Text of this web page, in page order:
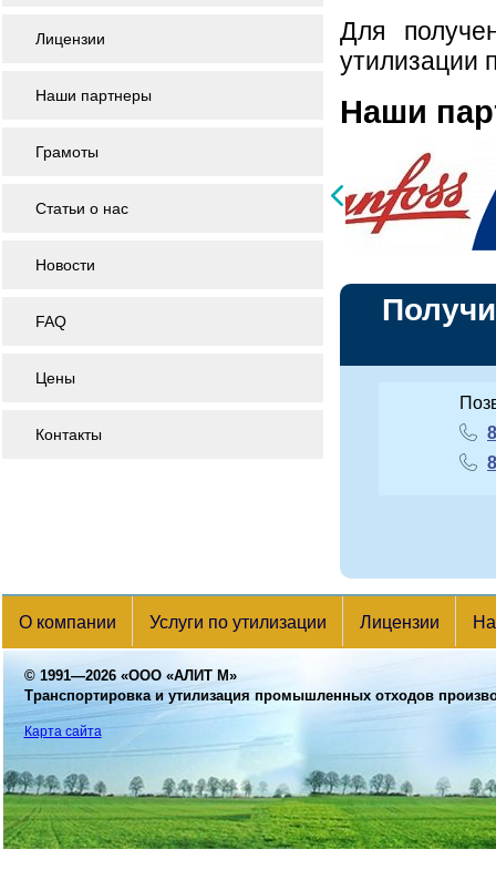
Для
утилизации
Наши
Лицензии
Наши партнеры
Грамоты
Статьи о нас
Новости
FAQ
Цены
Контакты
О компании Услуги по утилизации Лицензии
© 1991—2026 «ООО «АЛИТ М»
Транспортировка и утилизация промышленных отходов
Карта сайта